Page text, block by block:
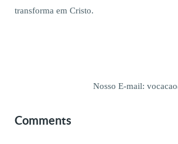
transforma em Cristo.
Nosso E-mail:
Comments